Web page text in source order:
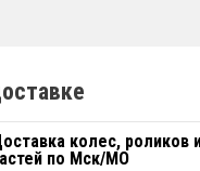
колес, роликов
по Мск/МО